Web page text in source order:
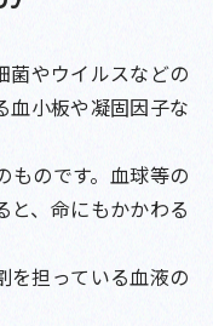
菌やウイルスなどの
血小板や凝固因子な
ものです。血球等の
と、命にもかかわる
を担っている血液の